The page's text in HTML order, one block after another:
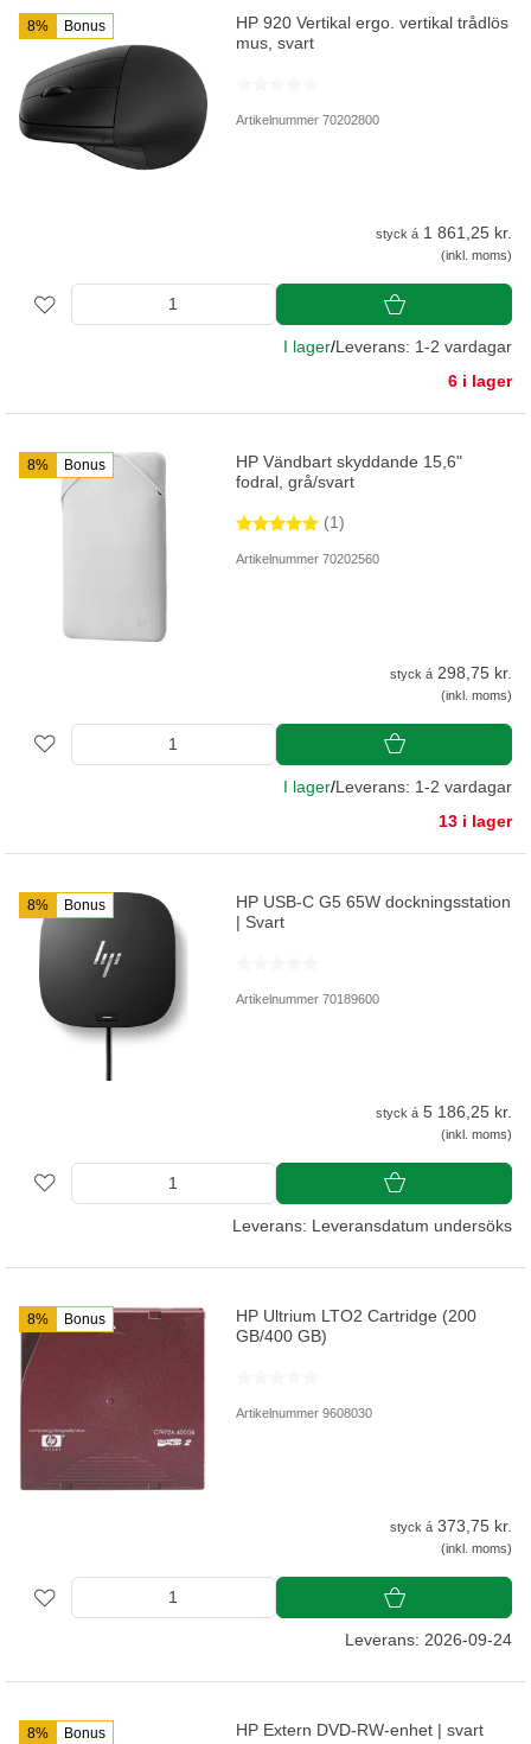
8% Bonus
HP 920 Vertikal ergo. vertikal trådlös
mus, svart
Artikelnummer 70202800
styck á 1 861,25 kr.
(inkl. moms)
I lager/Leverans: 1-2 vardagar
6 i lager
8% Bonus
HP Vändbart skyddande 15,6"
fodral, grå/svart
(1)
Artikelnummer 70202560
styck á 298,75 kr.
(inkl. moms)
I lager/Leverans: 1-2 vardagar
13 i lager
8% Bonus
HP USB-C G5 65W dockningsstation
| Svart
Artikelnummer 70189600
styck á 5 186,25 kr.
(inkl. moms)
Leverans: Leveransdatum undersöks
8% Bonus
HP Ultrium LTO2 Cartridge (200
GB/400 GB)
Artikelnummer 9608030
styck á 373,75 kr.
(inkl. moms)
Leverans: 2026-09-24
8% Bonus HP Extern DVD-RW-enhet | svart